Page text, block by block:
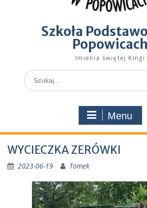
Szkoła
Popowicach
Imienia świętej Kingi
Search
for:
Menu
WYCIECZKA ZERÓWKI
2023-06-19 Tomek